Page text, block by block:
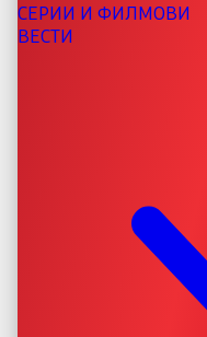
СЕРИИ И ФИЛМОВИ
ВЕСТИ